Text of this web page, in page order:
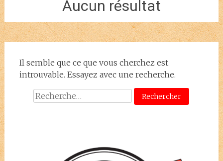
Aucun résultat
Il semble que ce que vous cherchez est
introuvable. Essayez avec une recherche.